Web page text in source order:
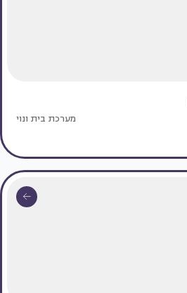
מערכת בית ונוי